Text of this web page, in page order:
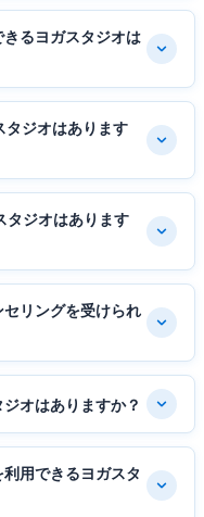
るヨガスタジオは
タジオはあります
タジオはあります
リングを受けられ
オはありますか？
用できるヨガスタ